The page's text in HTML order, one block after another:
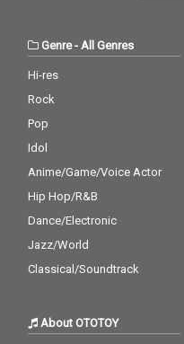
Genre- All Genres
Hi-res
Rock
Pop
Idol
Anime/Game/Voice Actor
Hip Hop/R&B
Dance/Electronic
Jazz/World
Classical/Soundtrack
About OTOTOY